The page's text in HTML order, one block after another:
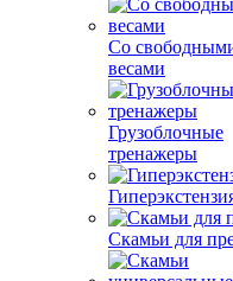
Со
весами
Грузоблочные
тренажеры
Скамьи для